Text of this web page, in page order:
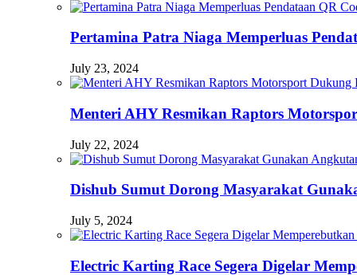
Pertamina Patra Niaga Memperluas
July 23, 2024
Menteri AHY Resmikan Raptors
July 22, 2024
Dishub Sumut Dorong Masyarakat
July 5, 2024
Electric Karting Race Segera Digelar